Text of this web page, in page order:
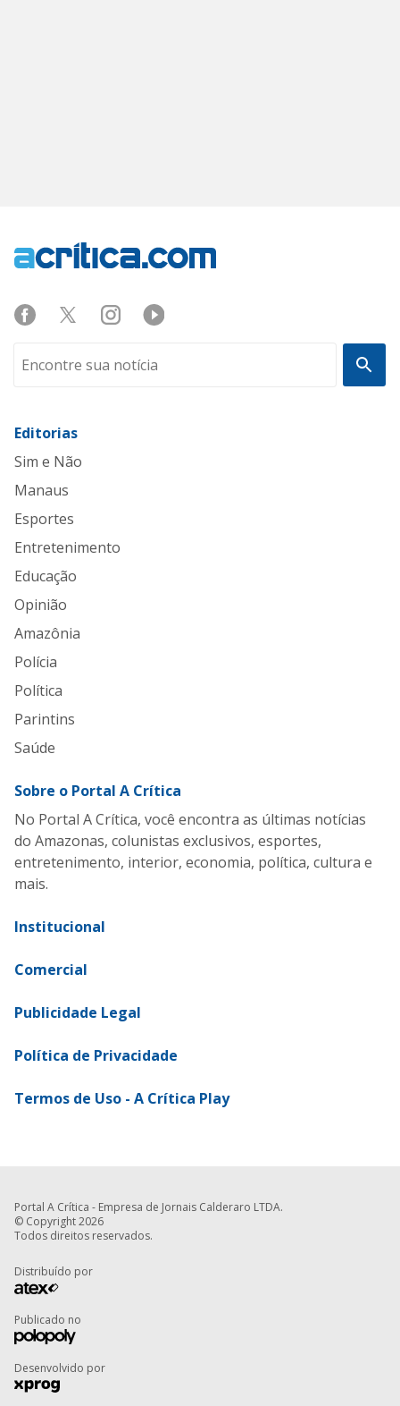
Editorias
Sim e Não
Manaus
Esportes
Entretenimento
Educação
Opinião
Amazônia
Polícia
Política
Parintins
Saúde
Sobre o Portal A Crítica
No Portal A Crítica, você encontra as últimas notícias
do Amazonas, colunistas exclusivos, esportes,
entretenimento, interior, economia, política, cultura e
mais.
Institucional
Comercial
Publicidade Legal
Política de Privacidade
Termos de Uso - A Crítica Play
Portal A Crítica - Empresa de Jornais Calderaro LTDA.
© Copyright 2026
Todos direitos reservados.
Distribuído por
Publicado no
Desenvolvido por